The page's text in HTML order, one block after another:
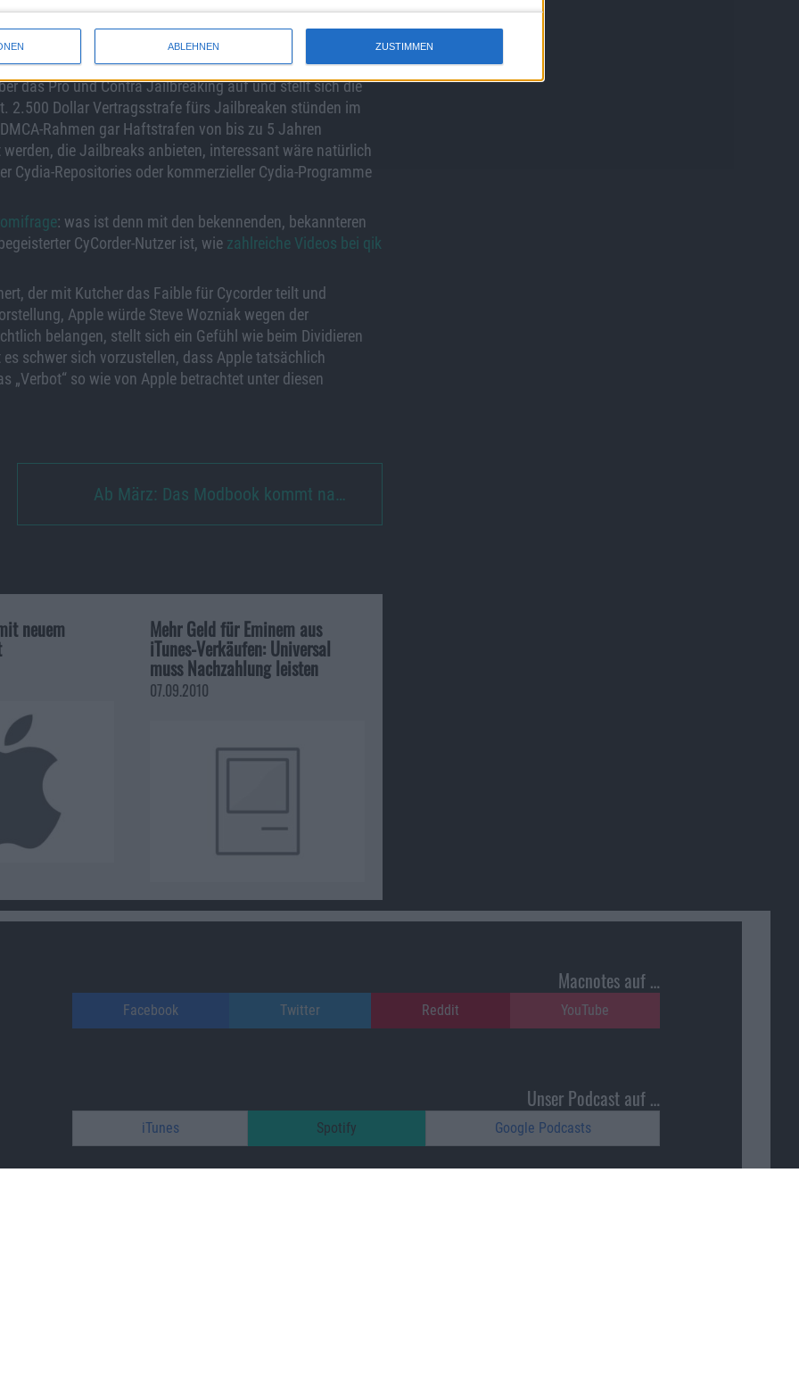
ABLEHNEN ZUSTIMMEN
beginnt es, interessant zu werden – droht Apple, dass
gelten, wenn sie vorgeschrieben, aber bei
das Pro und Contra Jailbreaking auf und stellt sich die
2.500 Dollar Vertragsstrafe fürs Jailbreaken stünden im
Rahmen gar Haftstrafen von bis zu 5 Jahren
die Jailbreaks anbieten, interessant wäre natürlich
Cydia-Repositories oder kommerzieller Cydia-Programme
: was ist denn mit den bekennenden, bekannteren
CyCorder-Nutzer ist, wie zahlreiche Videos bei qik
der mit Kutcher das Faible für Cycorder teilt und
Apple würde Steve Wozniak wegen der
belangen, stellt sich ein Gefühl wie beim Dividieren
schwer sich vorzustellen, dass Apple tatsächlich
„Verbot“ so wie von Apple betrachtet unter diesen
Ab März: Das Modbook kommt na…
neuem Mehr Geld für Eminem aus
iTunes-Verkäufen: Universal
muss Nachzahlung leisten
07.09.2010
Macnotes auf …
Facebook Twitter Reddit YouTube
Unser Podcast auf …
iTunes Spotify Google Podcasts